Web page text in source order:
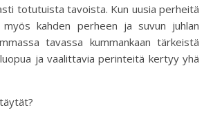
totutuista tavoista. Kun uusia perheitä
kahden perheen ja suvun juhlan
tavassa kummankaan tärkeistä
ja vaalittavia perinteitä kertyy yhä